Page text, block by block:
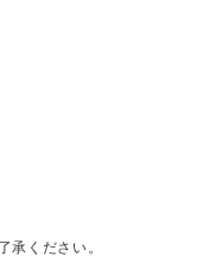
承ください。